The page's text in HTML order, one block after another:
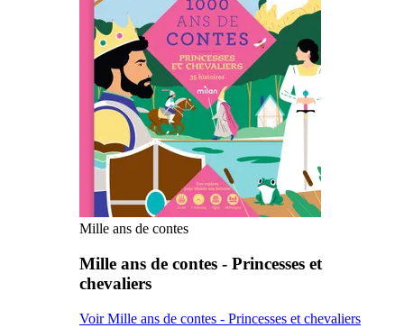
Mille ans de contes
Mille ans de contes - Princesses et
chevaliers
Voir Mille ans de contes - Princesses et chevaliers